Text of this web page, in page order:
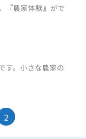
『農家体験』がで
す。小さな農家の
2